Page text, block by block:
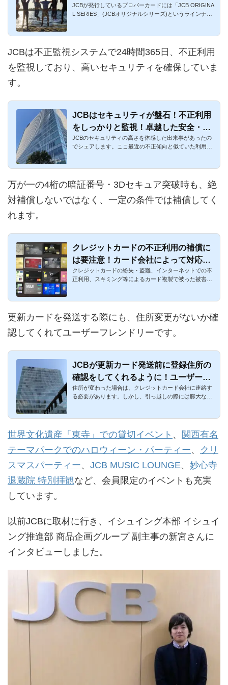
JCBが発行しているプロパーカードには「JCB ORIGINA
L SERIES」(JCBオリジナルシリーズ)というラインナッ
JCBは不正監視システムで24時間365日、不正利用
を監視しており、高いセキュリティを確保していま
す。
JCBはセキュリティが盤石！不正利用
をしっかりと監視！卓越した安全・安
心を体験した口コミ
JCBのセキュリティの高さを体感した出来事があったの
でシェアします。ここ最近の不正傾向と似ていた利用に
万が一の4桁の暗証番号・3Dセキュア突破時も、絶
対補償しないではなく、一定の条件では補償してく
れます。
クレジットカードの不正利用の補償に
は要注意！カード会社によって対応に
バラつきがある
クレジットカードの紛失・盗難、インターネットでの不
正利用、スキミング等によるカード複製で被った被害
更新カードを発送する際にも、住所変更がないか確
認してくれてユーザーフレンドリーです。
JCBが更新カード発送前に登録住所の
確認をしてくれるように！ユーザーフ
レンドリーな措置
住所が変わった場合は、クレジットカード会社に連絡す
る必要があります。しかし、引っ越しの際には膨大な作
世界文化遺産「東寺」での貸切イベント 、 関西有名
テーマパークでのハロウィーン・パーティー、 クリ
スマスパーティー、 JCB MUSIC LOUNGE、 妙心寺
退蔵院 特別拝観など、会員限定のイベントも充実
しています。
以前JCBに取材に行き、イシュイング本部 イシュイ
ング推進部 商品企画グループ 副主事の新宮さんに
インタビューしました。